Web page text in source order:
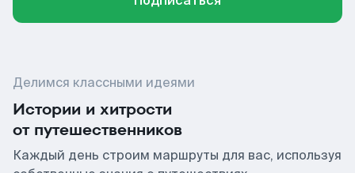
Делимся классными идеями
Истории и хитрости
от путешественников
Каждый день строим маршруты для вас, используя